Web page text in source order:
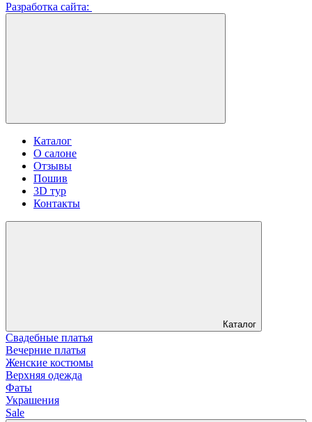
Разработка сайта:
Каталог
О салоне
Отзывы
Пошив
3D тур
Контакты
Каталог
Свадебные платья
Вечерние платья
Женские костюмы
Верхняя одежда
Фаты
Украшения
Sale